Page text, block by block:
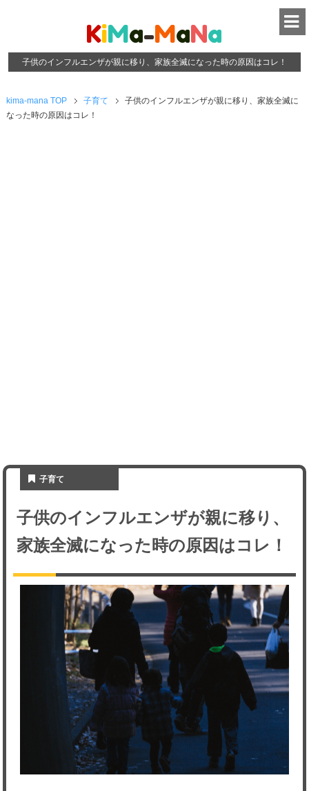
KiMa-MaNa
子供のインフルエンザが親に移り、家族全滅になった時の原因はコレ！
kima-mana TOP 子育て
子供のインフルエンザが親に移り、家族全滅に
なった時の原因はコレ！
子育て
子供のインフルエンザが親に移り、
家族全滅になった時の原因はコレ！